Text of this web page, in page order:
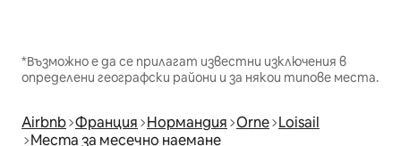
*Възможно е да се прилагат известни изключения в
определени географски райони и за някои типове места.
Airbnb Франция Нормандия Orne Loisail
Места за месечно наемане